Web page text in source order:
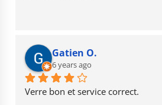
Gatien O.
6 years ago
Verre bon et service correct.